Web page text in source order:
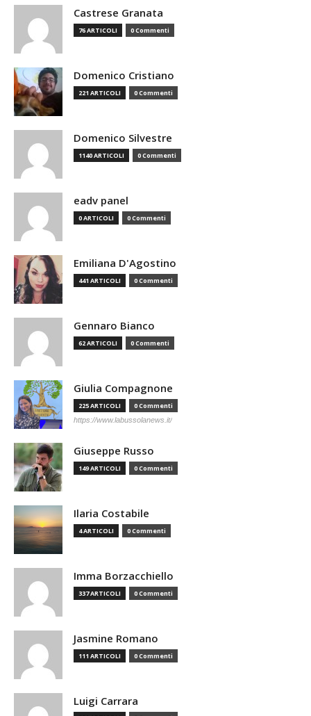
Castrese Granata
76 ARTICOLI 0 Commenti
Domenico Cristiano
221 ARTICOLI 0 Commenti
Domenico Silvestre
1140 ARTICOLI 0 Commenti
eadv panel
0 ARTICOLI 0 Commenti
Emiliana D'Agostino
441 ARTICOLI 0 Commenti
Gennaro Bianco
62 ARTICOLI 0 Commenti
Giulia Compagnone
225 ARTICOLI 0 Commenti
https://www.labussolanews.it/
Giuseppe Russo
149 ARTICOLI 0 Commenti
Ilaria Costabile
4 ARTICOLI 0 Commenti
Imma Borzacchiello
337 ARTICOLI 0 Commenti
Jasmine Romano
111 ARTICOLI 0 Commenti
Luigi Carrara